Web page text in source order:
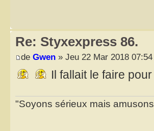
Re: Styxexpress 86.
de Gwen » Jeu 22 Mar 2018 07:54
Il fallait le faire
"Soyons sérieux mais